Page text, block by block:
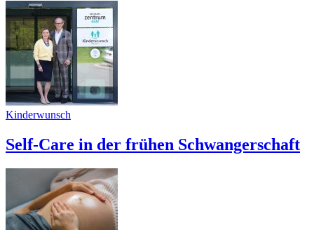
Kinderwunsch
Self-Care in der frühen Schwangerschaft